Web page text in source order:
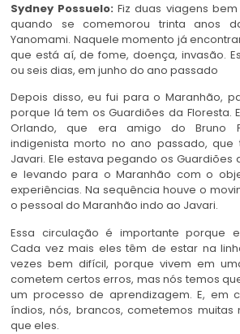
Sydney Possuelo:Fiz duas viagens
quando se comemorou trinta anos
Yanomami. Naquele momento já
que está aí, de fome, doença, invasão.
ou seis dias, em junho do ano passado
Depois disso, eu fui para o Maranhão,
porque lá tem os Guardiões da Floresta.
Orlando, que era amigo do Bruno
indigenista morto no ano passado,
Javari. Ele estava pegando os Guardiões
e levando para o Maranhão com o
experiências. Na sequência houve o
o pessoal do Maranhão indo ao Javari.
Essa circulação é importante porque
Cada vez mais eles têm de estar na
vezes bem difícil, porque vivem em
cometem certos erros, mas nós temos
um processo de aprendizagem. E, em
índios, nós, brancos, cometemos muitas
que eles.